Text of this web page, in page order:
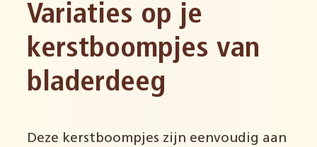
Variaties op je
kerstboompjes van
bladerdeeg
Deze kerstboompjes zijn eenvoudig aan